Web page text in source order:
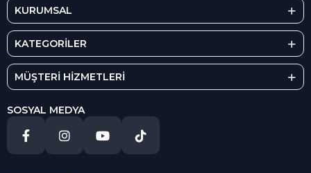
KURUMSAL
KATEGORİLER
MÜŞTERİ HİZMETLERİ
SOSYAL MEDYA